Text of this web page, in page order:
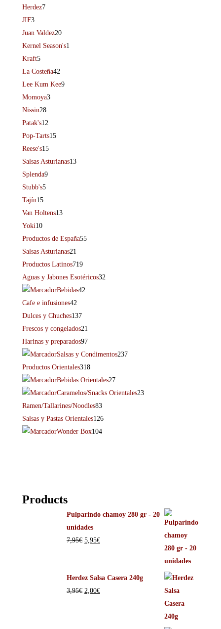
Herdez7
JIF3
Juan Valdez20
Kernel Season's1
Kraft5
La Costeña42
Lee Kum Kee9
Momoya3
Nissin28
Patak's12
Pop-Tarts15
Reese's15
Salsas Asturianas13
Splenda9
Stubb's5
Tajín15
Van Holtens13
Yoki10
Productos de España55
Salsas Asturianas21
Productos Latinos719
Aguas y Jabones Esotéricos32
Bebidas42
Cafe e infusiones42
Dulces y Chuches137
Frescos y congelados21
Harinas y preparados97
Salsas y Condimentos237
Productos Orientales318
Bebidas Orientales27
Caramelos/Snacks Orientales23
Ramen/Tallarines/Noodles83
Salsas y Pastas Orientales126
Wonder Box104
Products
Pulparindo chamoy 280 gr - 20
unidades
7,95€ 5,95€
Herdez Salsa Casera 240g
3,95€ 2,00€